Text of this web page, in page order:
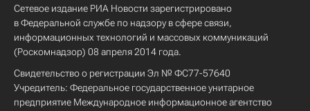
Сетевое издание РИА Новости зарегистрировано
в Федеральной службе по надзору в сфере связи,
информационных технологий и массовых коммуникаций
(Роскомнадзор) 08 апреля 2014 года.
Свидетельство о регистрации Эл № ФС77-57640
Учредитель: Федеральное государственное унитарное
предприятие Международное информационное агентство